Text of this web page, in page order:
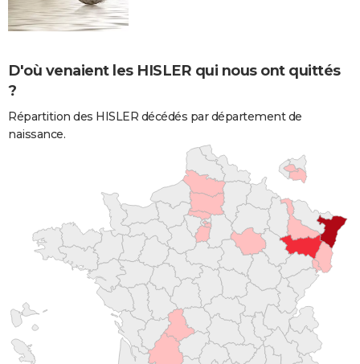
D'où venaient les HISLER qui nous ont quittés
?
Répartition des HISLER décédés par département de
naissance.